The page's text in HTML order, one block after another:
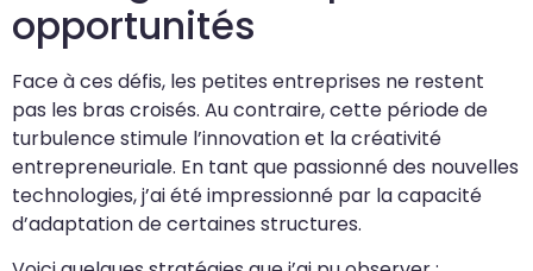
opportunités
Face à ces défis, les petites entreprises ne restent
pas les bras croisés. Au contraire, cette période de
turbulence stimule l’innovation et la créativité
entrepreneuriale. En tant que passionné des nouvelles
technologies, j’ai été impressionné par la capacité
d’adaptation de certaines structures.